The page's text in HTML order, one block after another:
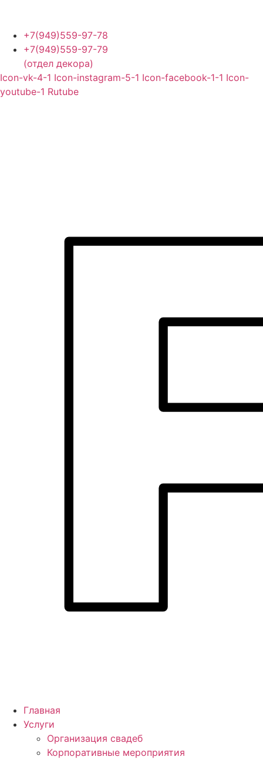
содержимому
+7(949)559-97-78
+7(949)559-97-79
(отдел декора)
Icon-vk-4-1 Icon-instagram-5-1 Icon-facebook-1-1 Icon-
youtube-1 Rutube
Главная
Услуги
Организация свадеб
Корпоративные мероприятия